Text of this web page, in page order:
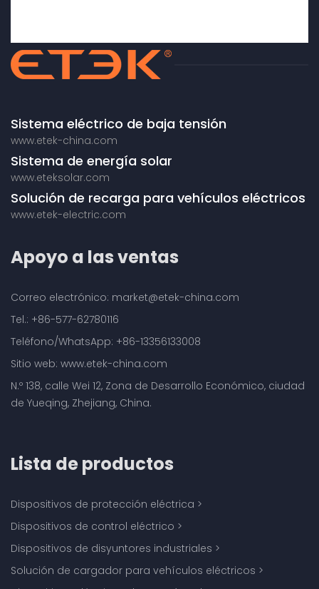
Sistema eléctrico de baja tensión
www.etek-china.com
Sistema de energía solar
www.eteksolar.com
Solución de recarga para vehículos eléctricos
www.etek-electric.com
Apoyo a las ventas
Correo electrónico: market@etek-china.com
Tel.: +86-577-62780116
Teléfono/WhatsApp: +86-13356133008
Sitio web: www.etek-china.com
N.º 138, calle Wei 12, Zona de Desarrollo Económico, ciudad
de Yueqing, Zhejiang, China.
Lista de productos
Dispositivos de protección eléctrica >
Dispositivos de control eléctrico >
Dispositivos de disyuntores industriales >
Solución de cargador para vehículos eléctricos >